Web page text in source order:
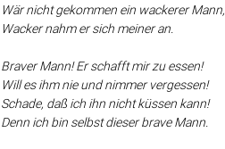
Wär nicht gekommen ein wackerer Mann,
Wacker nahm er sich meiner an.
Braver Mann! Er schafft mir zu essen!
Will es ihm nie und nimmer vergessen!
Schade, daß ich ihn nicht küssen kann!
Denn ich bin selbst dieser brave Mann.